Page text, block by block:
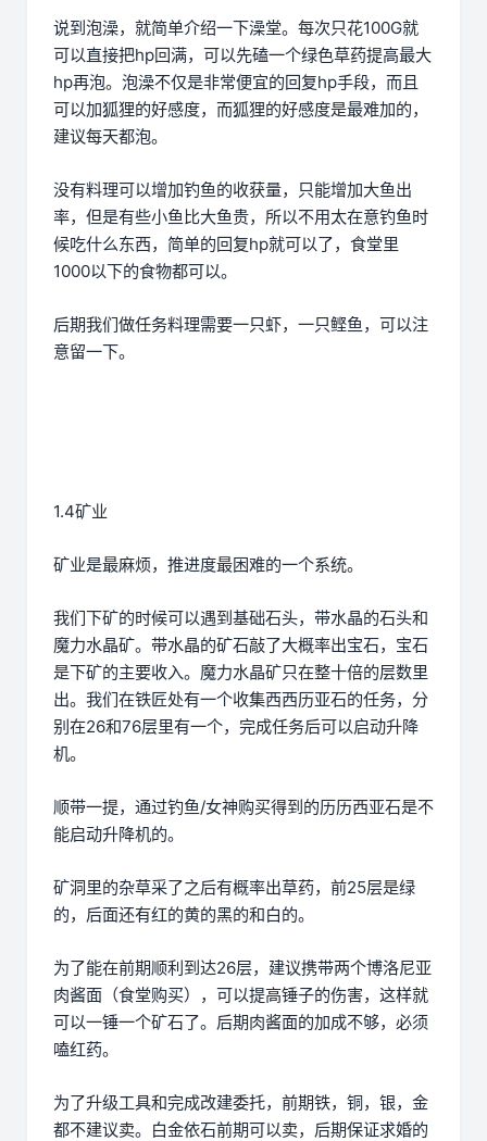
说到泡澡，就简单介绍一下澡堂。每次只花100G就
可以直接把hp回满，可以先磕一个绿色草药提高最大
hp再泡。泡澡不仅是非常便宜的回复hp手段，而且
可以加狐狸的好感度，而狐狸的好感度是最难加的，
建议每天都泡。
没有料理可以增加钓鱼的收获量，只能增加大鱼出
率，但是有些小鱼比大鱼贵，所以不用太在意钓鱼时
候吃什么东西，简单的回复hp就可以了，食堂里
1000以下的食物都可以。
后期我们做任务料理需要一只虾，一只鲣鱼，可以注
意留一下。
1.4矿业
矿业是最麻烦，推进度最困难的一个系统。
我们下矿的时候可以遇到基础石头，带水晶的石头和
魔力水晶矿。带水晶的矿石敲了大概率出宝石，宝石
是下矿的主要收入。魔力水晶矿只在整十倍的层数里
出。我们在铁匠处有一个收集西西历亚石的任务，分
别在26和76层里有一个，完成任务后可以启动升降
机。
顺带一提，通过钓鱼/女神购买得到的历历西亚石是不
能启动升降机的。
矿洞里的杂草采了之后有概率出草药，前25层是绿
的，后面还有红的黄的黑的和白的。
为了能在前期顺利到达26层，建议携带两个博洛尼亚
肉酱面（食堂购买），可以提高锤子的伤害，这样就
可以一锤一个矿石了。后期肉酱面的加成不够，必须
嗑红药。
为了升级工具和完成改建委托，前期铁，铜，银，金
都不建议卖。白金依石前期可以卖，后期保证求婚的